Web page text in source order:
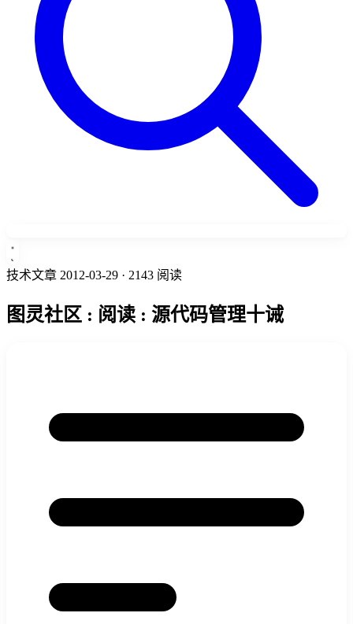
技术文章 2012-03-29 · 2143 阅读
图灵社区 : 阅读 : 源代码管理十诫